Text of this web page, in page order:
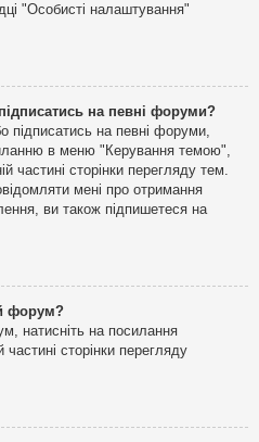
"Особисті налаштування"
на певні форуми?
підписатись на певні форуми,
в меню "Керування темою",
частині сторінки перегляду тем.
мені про отримання
ви також підпишетеся на
форум?
натисніть на посилання
сторінки перегляду